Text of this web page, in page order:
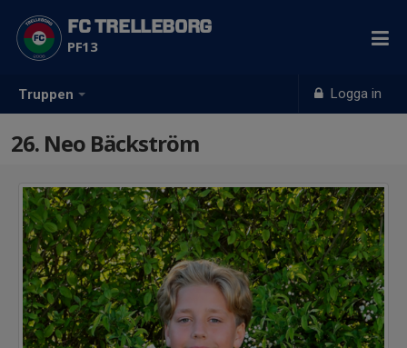
Truppen Logga in
FC TRELLEBORG
PF13
26. Neo Bäckström